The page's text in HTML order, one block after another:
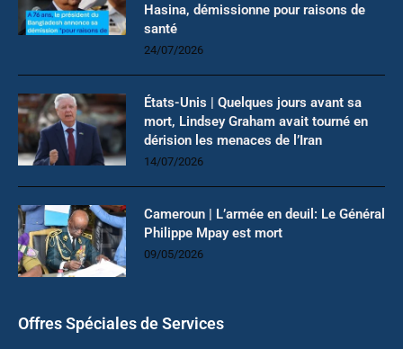
Hasina, démissionne pour raisons de
santé
24/07/2026
États-Unis | Quelques jours avant sa
mort, Lindsey Graham avait tourné en
dérision les menaces de l’Iran
14/07/2026
Cameroun | L’armée en deuil: Le Général
Philippe Mpay est mort
09/05/2026
Offres Spéciales de Services